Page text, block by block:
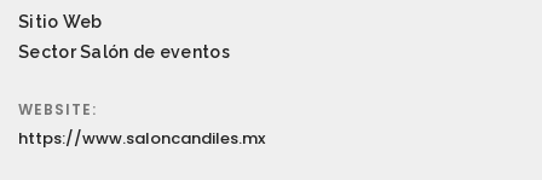
Sitio Web
Sector Salón de eventos
WEBSITE:
https://www.saloncandiles.mx